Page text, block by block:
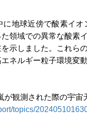
地球近傍で酸素イ
領域での異常な酸素
示しました。これら
ネルギー粒子環境変
観測された際の宇宙
topics/